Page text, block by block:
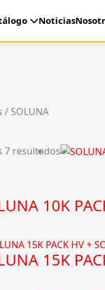
Noticias
/ SOLUNA
7 resultados
10K
15K